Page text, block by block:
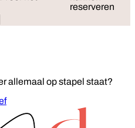
reserveren
allemaal op stapel staat?